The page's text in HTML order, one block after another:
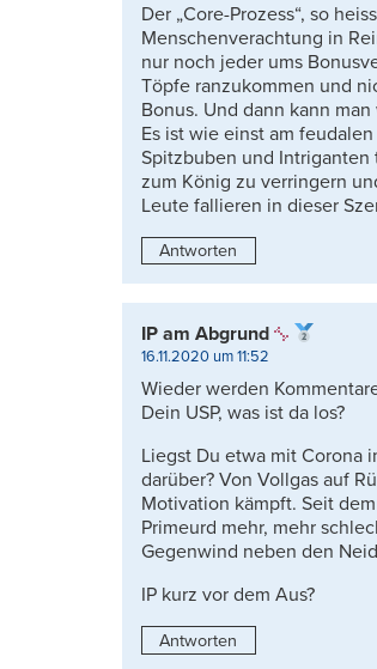
Der „Core-Prozess“, so
Menschenverachtung in
nur noch jeder ums
Töpfe ranzukommen und
Bonus. Und dann kann
Es ist wie einst am
Spitzbuben und
zum König zu verringern
Leute fallieren in dieser
Antworten
IP am Abgrund
16.11.2020 um 11:52
Wieder werden
Dein USP, was ist da los?
Liegst Du etwa mit Corona
darüber? Von Vollgas auf
Motivation kämpft. Seit
Primeurd mehr, mehr
Gegenwind neben den
IP kurz vor dem Aus?
Antworten